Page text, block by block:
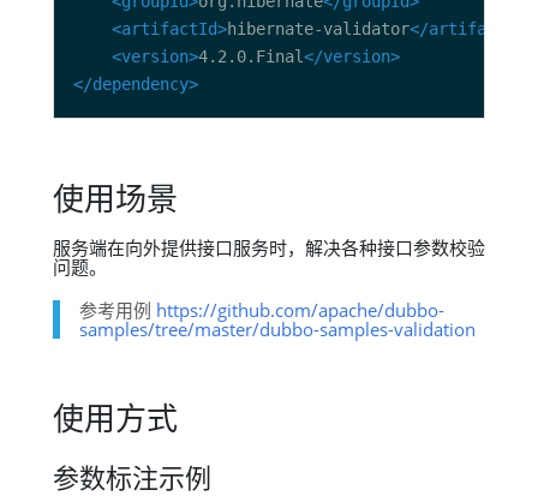
<artifactId>hibernate-validator</artifactId>
<version>4.2.0.Final</version>
</dependency>
使用场景
服务端在向外提供接口服务时，解决各种接口参数校验
问题。
参考用例 https://github.com/apache/dubbo-
samples/tree/master/dubbo-samples-validation
使用方式
参数标注示例